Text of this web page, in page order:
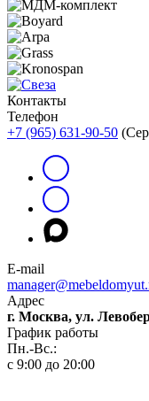
Контакты
Телефон
+7 (965) 631-90-50
E-mail
Адрес
г. Москва, ул.
График работы
Пн.-Вс.:
с 9:00 до 20:00